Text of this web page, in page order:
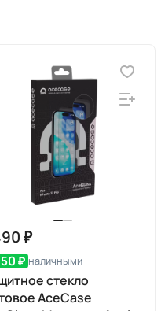
₽
₽ наличными
стекло
AceCase